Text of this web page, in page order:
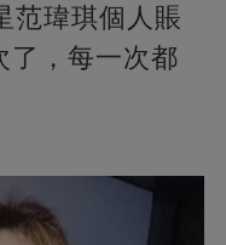
范瑋琪個人賬
了，每一次都